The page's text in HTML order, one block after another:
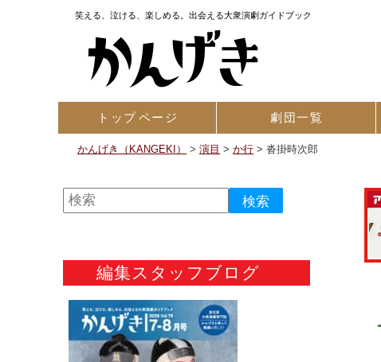
笑える、泣ける、楽しめる。出会える大衆演劇ガイドブック
トップページ 劇団一覧
かんげき（KANGEKI） >演目 >か行 >沓掛時次郎
編集スタッフブログ